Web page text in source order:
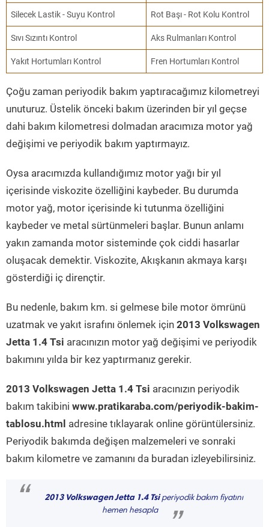
Silecek Lastik - Suyu Kontrol Rot Başı - Rot Kolu Kontrol
Sıvı Sızıntı Kontrol Aks Rulmanları Kontrol
Yakıt Hortumları Kontrol Fren Hortumları Kontrol
Çoğu zaman periyodik bakım yaptıracağımız kilometreyi
unuturuz. Üstelik önceki bakım üzerinden bir yıl geçse
dahi bakım kilometresi dolmadan aracımıza motor yağ
değişimi ve periyodik bakım yaptırmayız.
Oysa aracımızda kullandığımız motor yağı bir yıl
içerisinde viskozite özelliğini kaybeder. Bu durumda
motor yağ, motor içerisinde ki tutunma özelliğini
kaybeder ve metal sürtünmeleri başlar. Bunun anlamı
yakın zamanda motor sisteminde çok ciddi hasarlar
oluşacak demektir. Viskozite, Akışkanın akmaya karşı
gösterdiği iç dirençtir.
Bu nedenle, bakım km. si gelmese bile motor ömrünü
uzatmak ve yakıt israfını önlemek için 2013 Volkswagen
Jetta 1.4 Tsi aracınızın motor yağ değişimi ve periyodik
bakımını yılda bir kez yaptırmanız gerekir.
2013 Volkswagen Jetta 1.4 Tsi aracınızın periyodik
bakım takibini www.pratikaraba.com/periyodik-bakim-
tablosu.html adresine tıklayarak online görüntülersiniz.
Periyodik bakımda değişen malzemeleri ve sonraki
bakım kilometre ve zamanını da buradan izleyebilirsiniz.
“ 2013 Volkswagen Jetta 1.4 Tsiperiyodik bakım fiyatını
hemen hesapla